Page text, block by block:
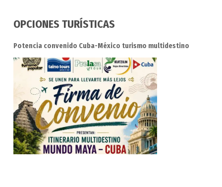
OPCIONES TURÍSTICAS
Potencia convenido Cuba-México turismo multidestino